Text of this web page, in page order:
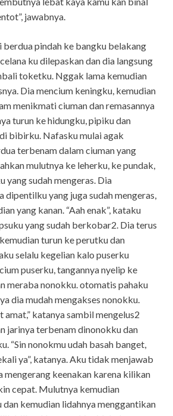
jawabnya.
pindah ke bangku belakang
ku dilepaskan dan dia langsung
toketku. Nggak lama kemudian
Dia mencium keningku, kemudian
menikmati ciuman dan remasannya
turun ke hidungku, pipiku dan
bibirku. Nafasku mulai agak
terbenam dalam ciuman yang
mulutnya ke leherku, ke pundak,
yang sudah mengeras. Dia
dipentilku yang juga sudah mengeras,
yang kanan. “Aah enak”, kataku
yang sudah berkobar2. Dia terus
turun ke perutku dan
selalu kegelian kalo puserku
puserku, tangannya nyelip ke
meraba nonokku. otomatis pahaku
dia mudah mengakses nonokku.
amat,” katanya sambil mengelus2
jarinya terbenam dinonokku dan
“Sin nonokmu udah basah banget,
ya”, katanya. Aku tidak menjawab
mengerang keenakan karena kilikan
cepat. Mulutnya kemudian
kemudian lidahnya menggantikan